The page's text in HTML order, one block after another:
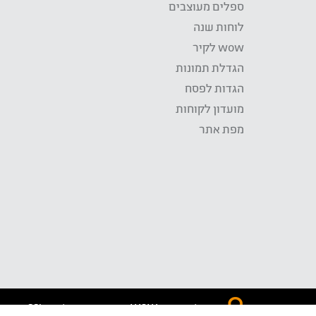
ספלים מעוצבים
לוחות שנה
wow לקיר
הגדלת תמונות
הגדות לפסח
מועדון לקוחות
מפת אתר
התשלום באתר WOW מאובטח בטכנולוגית SSL